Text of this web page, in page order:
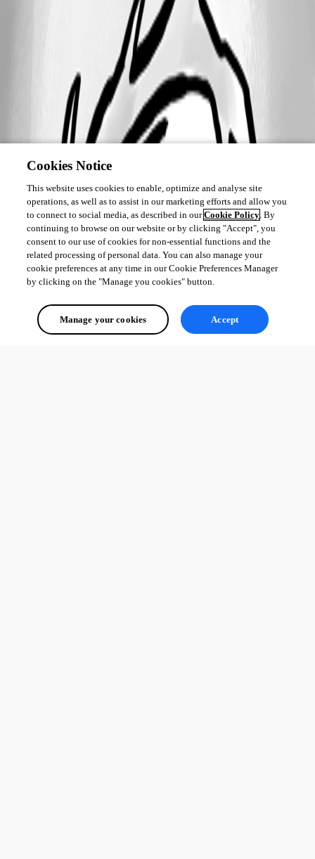
Cookies Notice
This website uses cookies to enable, optimize and analyse site
operations, as well as to assist in our marketing efforts and allow you
to connect to social media, as described in ourCookie Policy. By
continuing to browse on our website or by clicking "Accept", you
consent to our use of cookies for non-essential functions and the
related processing of personal data. You can also manage your
cookie preferences at any time in our Cookie Preferences Manager
by clicking on the "Manage you cookies" button.
Manage your cookies Accept